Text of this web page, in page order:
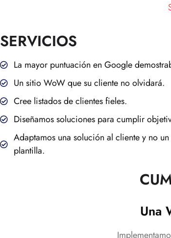
SERVICIOS
La mayor puntuación en Google
Un sitio WoW que su cliente no olvidará.
Cree listados de clientes fieles.
Diseñamos soluciones para cumplir
Adaptamos una solución al cliente y no
plantilla.
Una